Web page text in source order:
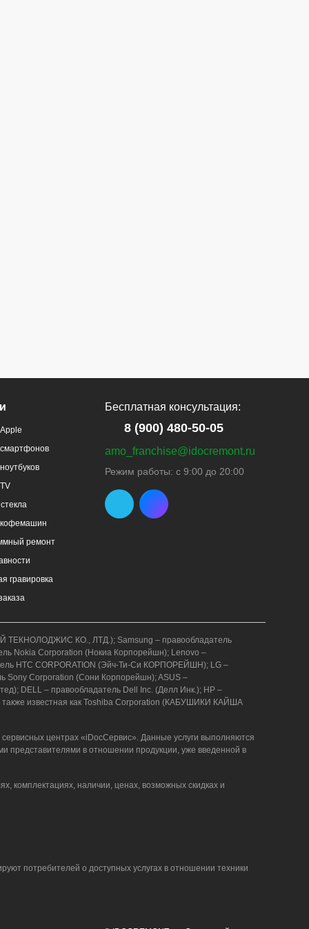
ремонт
гравировка
Бесплатная консультация:
8 (900) 480-50-05
amo_franchise@idocremont.ru
Режим работы: с 9:00 до 20:00
ТЕКНОЛОДЖИС КО., ЛТД.); Samsung – правообладатель
Nokia Corporation (Нокиа Корпорейшн); Lenovo –
HTC CORPORATION (Эйч-Ти-Си КОРПОРЕЙШН); LG –
Sony Corporation (Сони Корпорейшн); ASUS –
DELL – правообладатель Dell Inc. (Делл Инк.); HP –
также известная как Toshiba Corporation (КАБУШИКИ КАЙША
центрах «iDocСервис». Данные услуги выполняются
представителями в отношении продукции, уже введенной в
комплектациях, наличии, ценах, возможных скидках и
потребителей о доступных услугах в отношении техники